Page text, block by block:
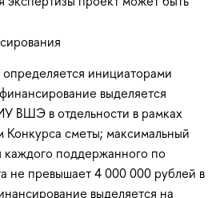
инициаторами
выделяется
ВШЭ в отдельности в рамках
Конкурса сметы; максимальный
поддержанного по
не превышает 4 000 000 рублей в
выделяется на